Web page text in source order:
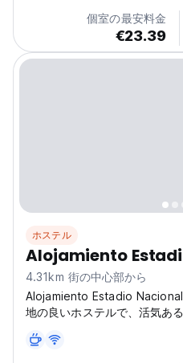
unique experience in our
個室の最安料金
€23.39
ホステル
Alojamiento
4.31km 街の中心部から
Alojamiento Estadio
地の良いホステルで、活気あ
translated from original